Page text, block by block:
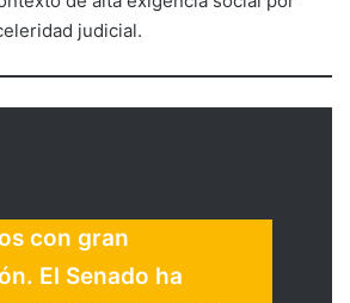
judicial.
con gran
El Senado ha